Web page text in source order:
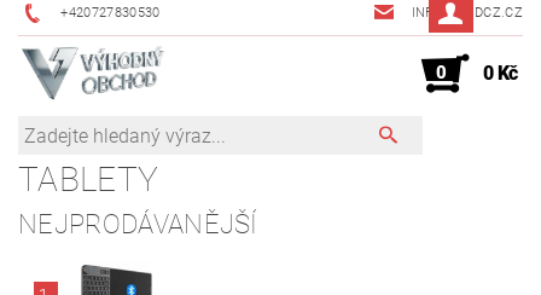
+420727830530 INFO@JMDCZ.CZ
0 0 Kč
TABLETY
NEJPRODÁVANĚJŠÍ